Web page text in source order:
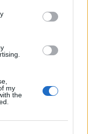
my
the
belüli